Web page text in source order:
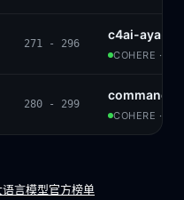
271 - 296
c4ai-aya-
COHERE ·
280 - 299
command-r
COHERE ·
言模型官方榜单